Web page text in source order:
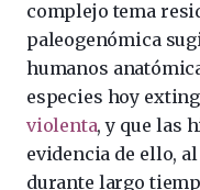
complejo tema
paleogenómica
humanos
especies hoy
violenta, y que las
evidencia de ello,
durante largo